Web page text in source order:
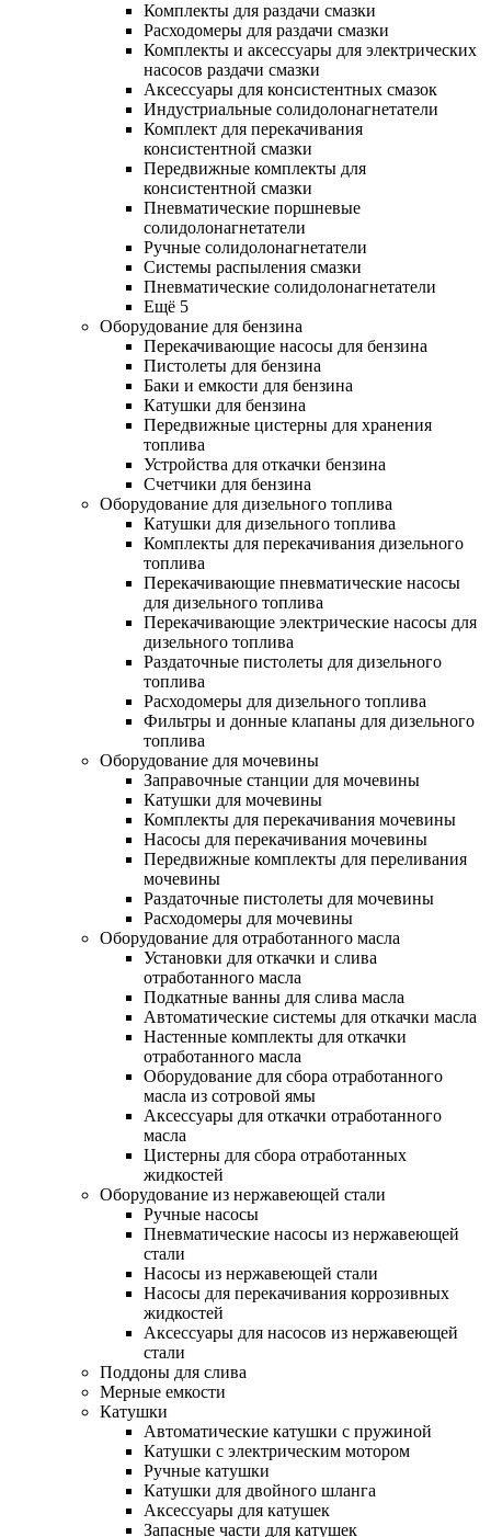
Комплекты для раздачи смазки
Расходомеры для раздачи смазки
Комплекты и аксессуары для электрических
насосов раздачи смазки
Аксессуары для консистентных смазок
Индустриальные солидолонагнетатели
Комплект для перекачивания
консистентной смазки
Передвижные комплекты для
консистентной смазки
Пневматические поршневые
солидолонагнетатели
Ручные солидолонагнетатели
Системы распыления смазки
Пневматические солидолонагнетатели
Ещё 5
Оборудование для бензина
Перекачивающие насосы для бензина
Пистолеты для бензина
Баки и емкости для бензина
Катушки для бензина
Передвижные цистерны для хранения
топлива
Устройства для откачки бензина
Счетчики для бензина
Оборудование для дизельного топлива
Катушки для дизельного топлива
Комплекты для перекачивания дизельного
топлива
Перекачивающие пневматические насосы
для дизельного топлива
Перекачивающие электрические насосы для
дизельного топлива
Раздаточные пистолеты для дизельного
топлива
Расходомеры для дизельного топлива
Фильтры и донные клапаны для дизельного
топлива
Оборудование для мочевины
Заправочные станции для мочевины
Катушки для мочевины
Комплекты для перекачивания мочевины
Насосы для перекачивания мочевины
Передвижные комплекты для переливания
мочевины
Раздаточные пистолеты для мочевины
Расходомеры для мочевины
Оборудование для отработанного масла
Установки для откачки и слива
отработанного масла
Подкатные ванны для слива масла
Автоматические системы для откачки масла
Настенные комплекты для откачки
отработанного масла
Оборудование для сбора отработанного
масла из сотровой ямы
Аксессуары для откачки отработанного
масла
Цистерны для сбора отработанных
жидкостей
Оборудование из нержавеющей стали
Ручные насосы
Пневматические насосы из нержавеющей
стали
Насосы из нержавеющей стали
Насосы для перекачивания коррозивных
жидкостей
Аксессуары для насосов из нержавеющей
стали
Поддоны для слива
Мерные емкости
Катушки
Автоматические катушки с пружиной
Катушки с электрическим мотором
Ручные катушки
Катушки для двойного шланга
Аксессуары для катушек
Запасные части для катушек